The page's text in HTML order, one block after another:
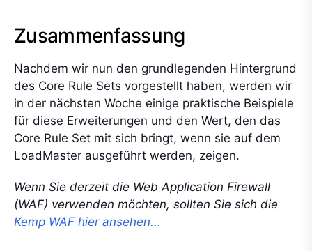
Zusammenfassung
Nachdem wir nun den grundlegenden Hintergrund
des Core Rule Sets vorgestellt haben, werden wir
in der nächsten Woche einige praktische Beispiele
für diese Erweiterungen und den Wert, den das
Core Rule Set mit sich bringt, wenn sie auf dem
LoadMaster ausgeführt werden, zeigen.
Wenn Sie derzeit die Web Application Firewall
(WAF) verwenden möchten, sollten Sie sich die
Kemp WAF hier ansehen...